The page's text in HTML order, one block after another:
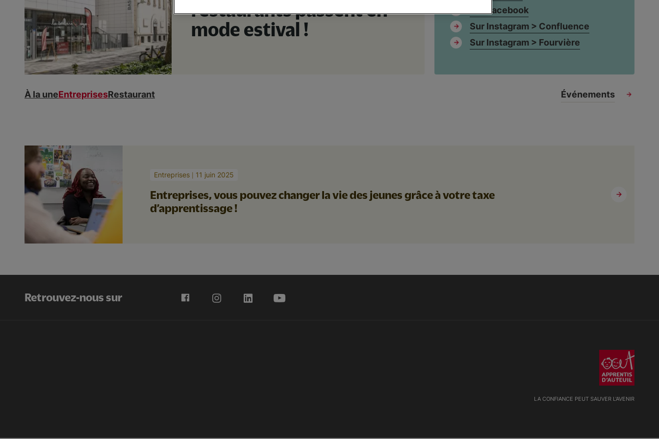
Sur Facebook
Sur Instagram > Confluence
Sur Instagram > Fourvière
restaurants passent en
mode estival !
À la uneEntreprisesRestaurant Événements
Entreprises 11 juin 2025
Entreprises, vous pouvez changer la vie des jeunes grâce à votre taxe
d’apprentissage !
Retrouvez-nous sur
LA CONFIANCE PEUT SAUVER L'AVENIR